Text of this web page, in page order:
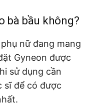
bà bầu không?
nữ đang mang
Gyneon được
sử dụng cần
sĩ để có được